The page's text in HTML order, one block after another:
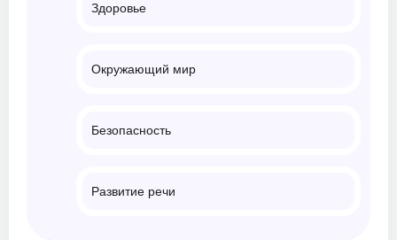
Здоровье
Окружающий мир
Безопасность
Развитие речи